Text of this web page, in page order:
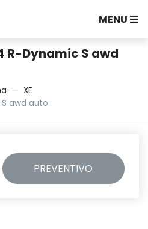
MENU
R-Dynamic S awd
XE
S awd auto
PREVENTIVO